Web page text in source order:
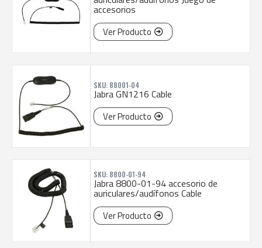
accesorios
Ver Producto
SKU: 88001-04
Jabra GN1216 Cable
Ver Producto
SKU: 8800-01-94
Jabra 8800-01-94 accesorio de
auriculares/audífonos Cable
Ver Producto